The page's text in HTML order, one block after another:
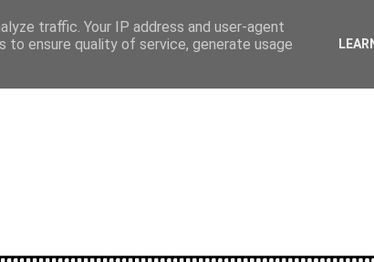
traffic. Your IP address and user-agent
to ensure quality of service, generate usage